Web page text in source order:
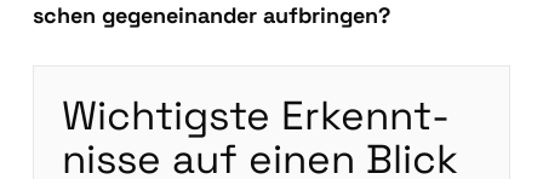
schen gegen­ein­an­der auf­brin­gen?
Wich­tigs­te Erkennt­
nis­se auf einen Blick